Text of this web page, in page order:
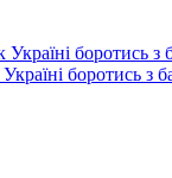
боротись з